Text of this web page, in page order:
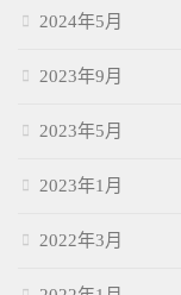
2024年5月
2023年9月
2023年5月
2023年1月
2022年3月